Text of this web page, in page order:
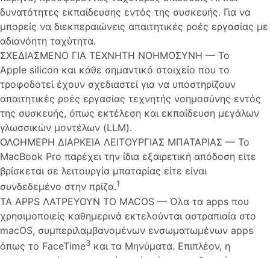
δυνατότητες εκπαίδευσης εντός της συσκευής. Για να
μπορείς να διεκπεραιώνεις απαιτητικές ροές εργασίας με
αδιανόητη ταχύτητα.
ΣΧΕΔΙΑΣΜΕΝΟ ΓΙΑ ΤΕΧΝΗΤΗ ΝΟΗΜΟΣΥΝΗ — Το
Apple silicon και κάθε σημαντικό στοιχείο που το
τροφοδοτεί έχουν σχεδιαστεί για να υποστηρίζουν
απαιτητικές ροές εργασίας τεχνητής νοημοσύνης εντός
της συσκευής, όπως εκτέλεση και εκπαίδευση μεγάλων
γλωσσικών μοντέλων (LLM).
ΟΛΟΗΜΕΡΗ ΔΙΑΡΚΕΙΑ ΛΕΙΤΟΥΡΓΙΑΣ ΜΠΑΤΑΡΙΑΣ — Το
MacBook Pro παρέχει την ίδια εξαιρετική απόδοση είτε
βρίσκεται σε λειτουργία μπαταρίας είτε είναι
συνδεδεμένο στην πρίζα.1
ΤΑ APPS ΛΑΤΡΕΥΟΥΝ ΤΟ MACOS — Όλα τα apps που
χρησιμοποιείς καθημερινά εκτελούνται αστραπιαία στο
macOS, συμπεριλαμβανομένων ενσωματωμένων apps
όπως το FaceTime3 και τα Μηνύματα. Επιπλέον, η